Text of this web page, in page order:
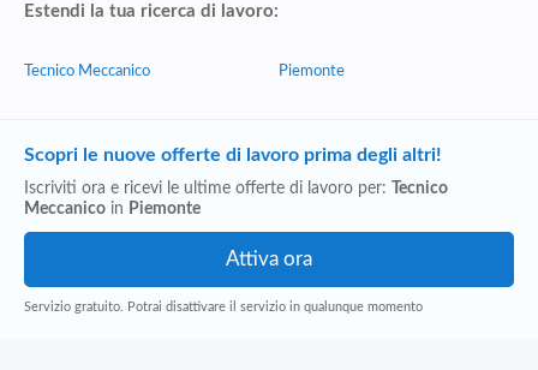
Estendi la tua ricerca di lavoro:
Tecnico Meccanico Piemonte
Scopri le nuove offerte di lavoro prima degli altri!
Iscriviti ora e ricevi le ultime offerte di lavoro per:
Tecnico
Meccanico in Piemonte
Servizio gratuito. Potrai disattivare il servizio in qualunque momento